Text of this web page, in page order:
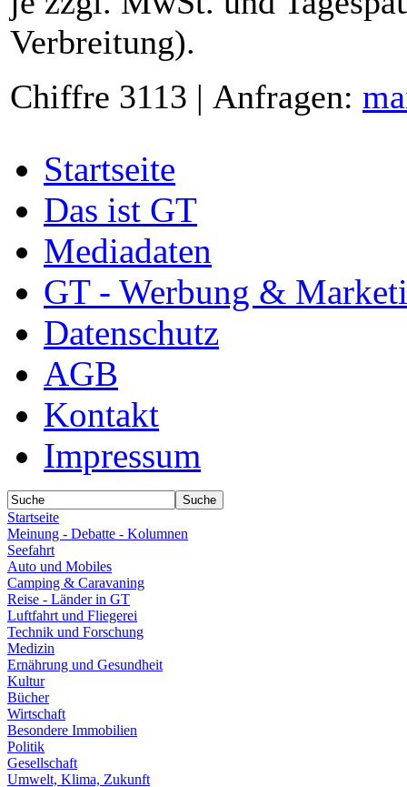
Verbreitung).
Chiffre 3113 | Anfragen:
Startseite
Das ist GT
Mediadaten
GT - Werbung &
Datenschutz
AGB
Kontakt
Impressum
Startseite
Meinung - Debatte - Kolumnen
Seefahrt
Auto und Mobiles
Camping & Caravaning
Reise - Länder in GT
Luftfahrt und Fliegerei
Technik und Forschung
Medizin
Ernährung und Gesundheit
Kultur
Bücher
Wirtschaft
Besondere Immobilien
Politik
Gesellschaft
Umwelt, Klima, Zukunft